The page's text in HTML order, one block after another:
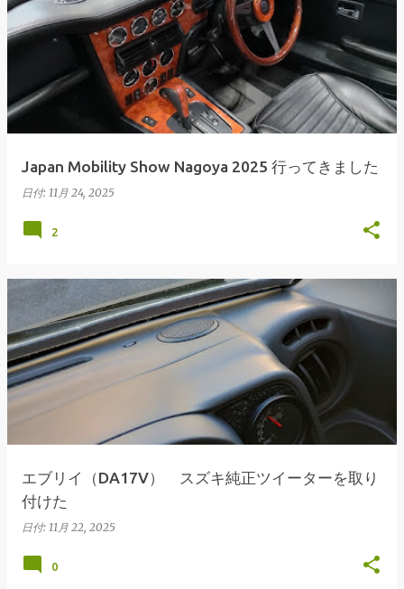
Japan Mobility Show Nagoya 2025 行ってきました
日付: 11月 24, 2025
2
エブリイ（DA17V） スズキ純正ツイーターを取り
付けた
日付: 11月 22, 2025
0